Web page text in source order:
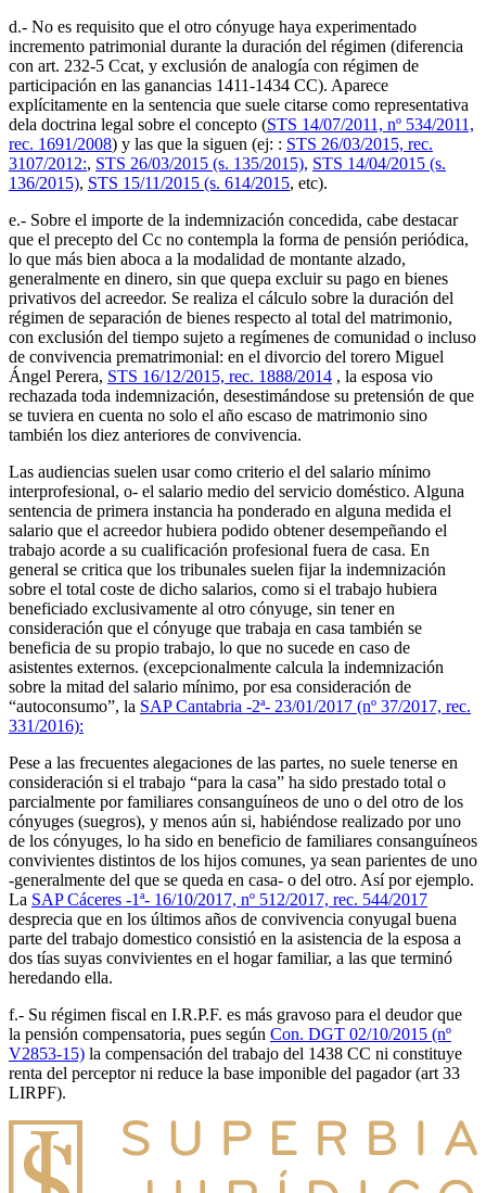
d.- No es requisito que el otro cónyuge haya experimentado
incremento patrimonial durante la duración del régimen (diferencia
con art. 232-5 Ccat, y exclusión de analogía con régimen de
participación en las ganancias 1411-1434 CC). Aparece
explícitamente en la sentencia que suele citarse como representativa
dela doctrina legal sobre el concepto (STS 14/07/2011, nº 534/2011,
rec. 1691/2008) y las que la siguen (ej: : STS 26/03/2015, rec.
3107/2012:, STS 26/03/2015 (s. 135/2015), STS 14/04/2015 (s.
136/2015), STS 15/11/2015 (s. 614/2015, etc).
e.- Sobre el importe de la indemnización concedida, cabe destacar
que el precepto del Cc no contempla la forma de pensión periódica,
lo que más bien aboca a la modalidad de montante alzado,
generalmente en dinero, sin que quepa excluir su pago en bienes
privativos del acreedor. Se realiza el cálculo sobre la duración del
régimen de separación de bienes respecto al total del matrimonio,
con exclusión del tiempo sujeto a regímenes de comunidad o incluso
de convivencia prematrimonial: en el divorcio del torero Miguel
Ángel Perera, STS 16/12/2015, rec. 1888/2014 , la esposa vio
rechazada toda indemnización, desestimándose su pretensión de que
se tuviera en cuenta no solo el año escaso de matrimonio sino
también los diez anteriores de convivencia.
Las audiencias suelen usar como criterio el del salario mínimo
interprofesional, o- el salario medio del servicio doméstico. Alguna
sentencia de primera instancia ha ponderado en alguna medida el
salario que el acreedor hubiera podido obtener desempeñando el
trabajo acorde a su cualificación profesional fuera de casa. En
general se critica que los tribunales suelen fijar la indemnización
sobre el total coste de dicho salarios, como si el trabajo hubiera
beneficiado exclusivamente al otro cónyuge, sin tener en
consideración que el cónyuge que trabaja en casa también se
beneficia de su propio trabajo, lo que no sucede en caso de
asistentes externos. (excepcionalmente calcula la indemnización
sobre la mitad del salario mínimo, por esa consideración de
“autoconsumo”, la SAP Cantabria -2ª- 23/01/2017 (nº 37/2017, rec.
331/2016):
Pese a las frecuentes alegaciones de las partes, no suele tenerse en
consideración si el trabajo “para la casa” ha sido prestado total o
parcialmente por familiares consanguíneos de uno o del otro de los
cónyuges (suegros), y menos aún si, habiéndose realizado por uno
de los cónyuges, lo ha sido en beneficio de familiares consanguíneos
convivientes distintos de los hijos comunes, ya sean parientes de uno
-generalmente del que se queda en casa- o del otro. Así por ejemplo.
La SAP Cáceres -1ª- 16/10/2017, nº 512/2017, rec. 544/2017
desprecia que en los últimos años de convivencia conyugal buena
parte del trabajo domestico consistió en la asistencia de la esposa a
dos tías suyas convivientes en el hogar familiar, a las que terminó
heredando ella.
f.- Su régimen fiscal en I.R.P.F. es más gravoso para el deudor que
la pensión compensatoria, pues según Con. DGT 02/10/2015 (nº
V2853-15) la compensación del trabajo del 1438 CC ni constituye
renta del perceptor ni reduce la base imponible del pagador (art 33
LIRPF).